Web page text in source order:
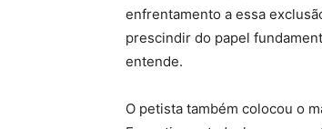
enfrentamento a essa
prescindir do papel
entende.
O petista também colocou o